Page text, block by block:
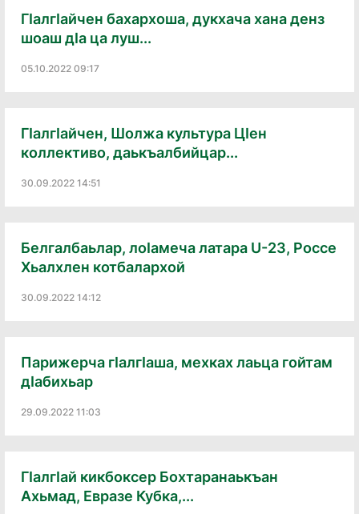
ГIалгIайчен бахархоша, дукхача хана денз
шоаш дIа ца луш...
05.10.2022 09:17
ГIалгIайчен, Шолжа культура ЦIен
коллективо, даькъалбийцар...
30.09.2022 14:51
Белгалбаьлар, лоIамеча латара U-23, Россе
Хьалхлен котбалархой
30.09.2022 14:12
Парижерча гIалгIаша, мехках лаьца гойтам
дIабихьар
29.09.2022 11:03
ГIалгIай кикбоксер Бохтаранаькъан
Ахьмад, Евразе Кубка,...